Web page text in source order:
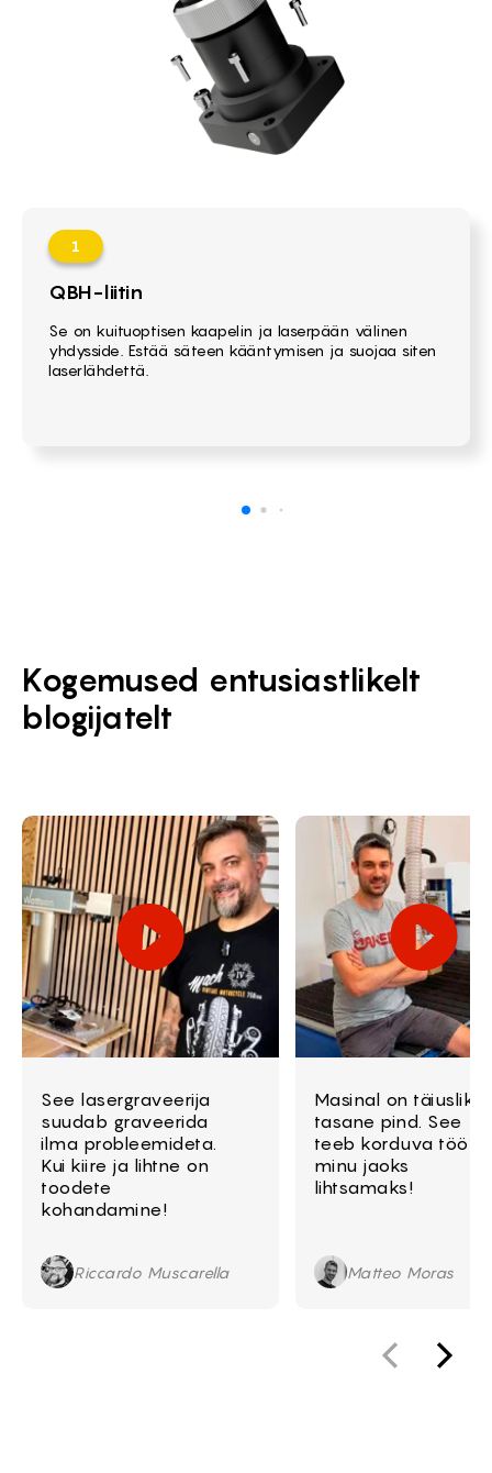
QBH-liitin
Se on kuituoptisen kaapelin ja laserpään välinen
yhdysside. Estää säteen kääntymisen ja suojaa siten
laserlähdettä.
Kogemused entusiastlikelt
blogijatelt
See lasergraveerija
suudab graveerida
ilma probleemideta.
Kui kiire ja lihtne on
toodete
kohandamine!
Riccardo Muscarella
Masinal on
tasane pind. See
teeb korduva töö
minu jaoks
lihtsamaks!
Matteo Moras